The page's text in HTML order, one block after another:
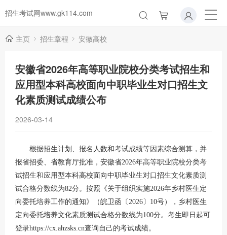
招生考试网www.gk114.com
主页 招生章程 安徽高校
安徽省2026年高等职业院校分类考试招生和
应用型本科高校面向中职毕业生对口招生文
化素质测试成绩公布
2026-03-14
根据招生计划、报名人数和考试成绩等因素综合测算，并
报省招委、省教育厅批准，安徽省2026年高等职业院校分类考
试招生和应用型本科高校面向中职毕业生对口招生文化素质测
试合格分数线为82分。按照《关于组织实施2026年乡村医生定
向委托培养工作的通知》（皖卫函〔2026〕10号），乡村医生
定向委托培养文化素质测试合格分数线为100分。考生即日起可
登录https://cx.ahzsks.cn查询自己的考试成绩。